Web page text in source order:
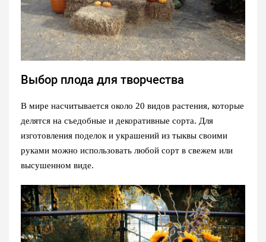
Выбор плода для творчества
В мире насчитывается около 20 видов растения, которые
делятся на съедобные и декоративные сорта. Для
изготовления поделок и украшений из тыквы своими
руками можно использовать любой сорт в свежем или
высушенном виде.